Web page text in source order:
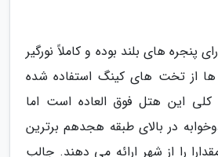
پنجره های بلند بوده و کاملاً نورگیر
ها از تخت های کینگ استفاده شده
این هتل فوق العاده است اما
در بالای طبقه هجدهم برترین
را از شهر ارائه می دهند. جالب